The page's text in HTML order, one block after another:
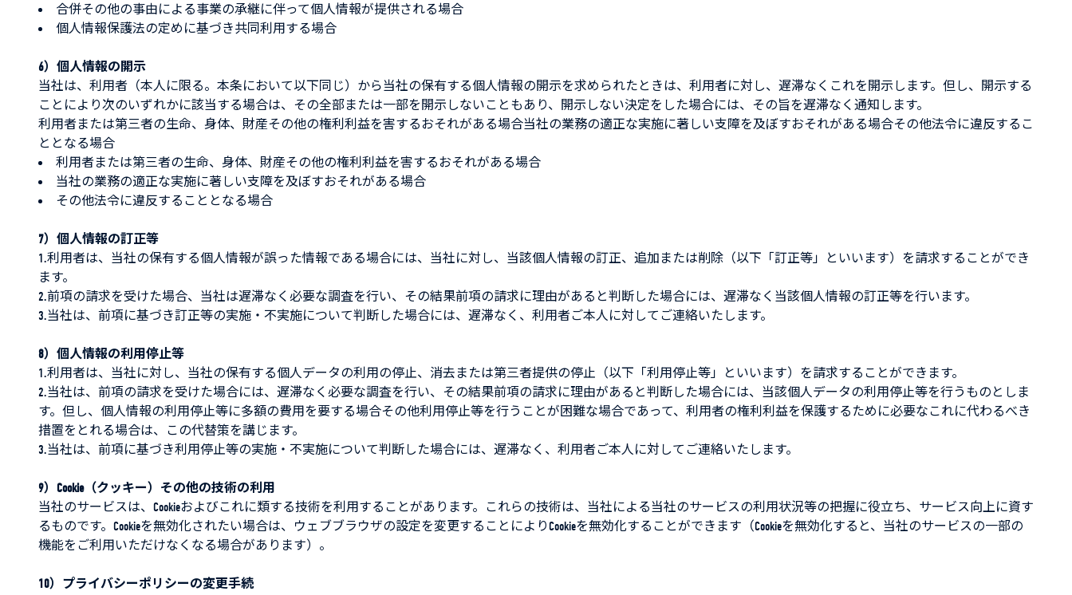
合併その他の事由による事業の承継に伴って個人情報が提供される場合
個人情報保護法の定めに基づき共同利用する場合
6）個人情報の開示
当社は、利用者（本人に限る。本条において以下同じ）から当社の保有する個人情報の開示を求められたときは、利用者に対し、遅滞なくこれを開示します。但し、開示する
ことにより次のいずれかに該当する場合は、その全部または一部を開示しないこともあり、開示しない決定をした場合には、その旨を遅滞なく通知します。
利用者または第三者の生命、身体、財産その他の権利利益を害するおそれがある場合当社の業務の適正な実施に著しい支障を及ぼすおそれがある場合その他法令に違反するこ
ととなる場合
利用者または第三者の生命、身体、財産その他の権利利益を害するおそれがある場合
当社の業務の適正な実施に著しい支障を及ぼすおそれがある場合
その他法令に違反することとなる場合
7）個人情報の訂正等
1.利用者は、当社の保有する個人情報が誤った情報である場合には、当社に対し、当該個人情報の訂正、追加または削除（以下「訂正等」といいます）を請求することができ
ます。
2.前項の請求を受けた場合、当社は遅滞なく必要な調査を行い、その結果前項の請求に理由があると判断した場合には、遅滞なく当該個人情報の訂正等を行います。
3.当社は、前項に基づき訂正等の実施・不実施について判断した場合には、遅滞なく、利用者ご本人に対してご連絡いたします。
8）個人情報の利用停止等
1.利用者は、当社に対し、当社の保有する個人データの利用の停止、消去または第三者提供の停止（以下「利用停止等」といいます）を請求することができます。
2.当社は、前項の請求を受けた場合には、遅滞なく必要な調査を行い、その結果前項の請求に理由があると判断した場合には、当該個人データの利用停止等を行うものとしま
す。但し、個人情報の利用停止等に多額の費用を要する場合その他利用停止等を行うことが困難な場合であって、利用者の権利利益を保護するために必要なこれに代わるべき
措置をとれる場合は、この代替策を講じます。
3.当社は、前項に基づき利用停止等の実施・不実施について判断した場合には、遅滞なく、利用者ご本人に対してご連絡いたします。
9）Cookie（クッキー）その他の技術の利用
当社のサービスは、Cookieおよびこれに類する技術を利用することがあります。これらの技術は、当社による当社のサービスの利用状況等の把握に役立ち、サービス向上に資す
るものです。Cookieを無効化されたい場合は、ウェブブラウザの設定を変更することによりCookieを無効化することができます（Cookieを無効化すると、当社のサービスの一部の
機能をご利用いただけなくなる場合があります）。
10）プライバシーポリシーの変更手続